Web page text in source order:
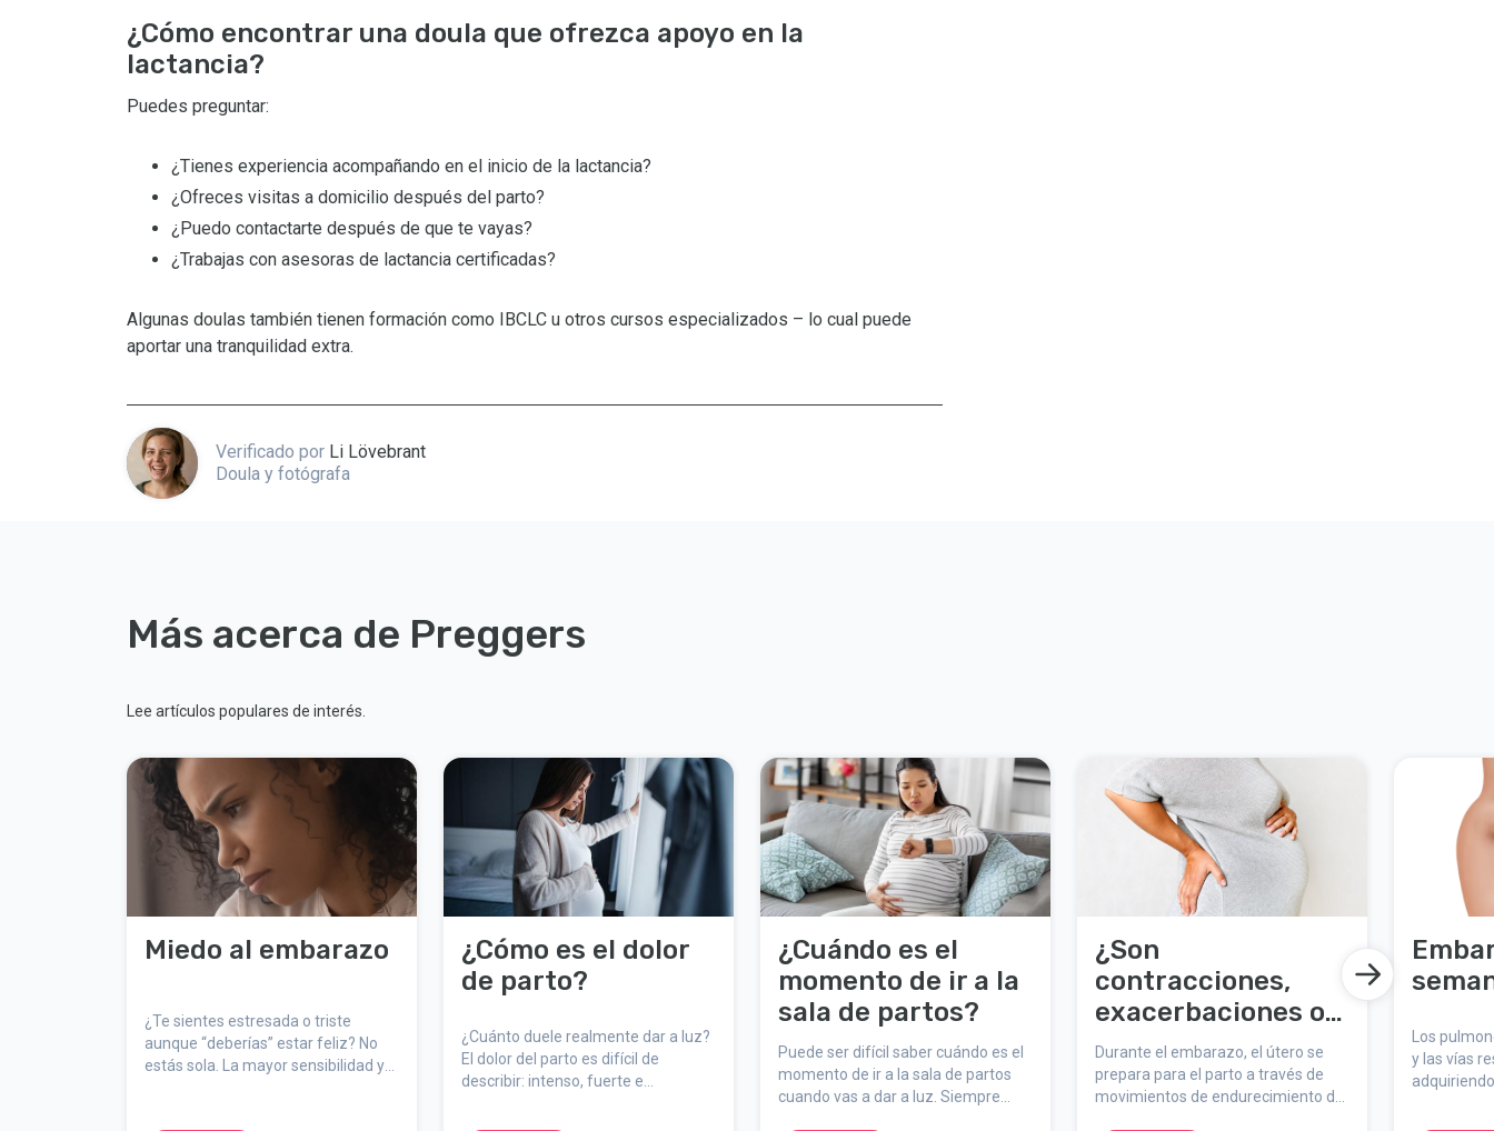
¿Cómo encontrar una doula que ofrezca apoyo en la
lactancia?
Puedes preguntar:
¿Tienes experiencia acompañando en el inicio de la lactancia?
¿Ofreces visitas a domicilio después del parto?
¿Puedo contactarte después de que te vayas?
¿Trabajas con asesoras de lactancia certificadas?
Algunas doulas también tienen formación como IBCLC u otros cursos especializados – lo cual puede
aportar una tranquilidad extra.
Verificado por Li Lövebrant
Doula y fotógrafa
Más acerca de Preggers
Lee artículos populares de interés.
Miedo al embarazo
¿Te sientes estresada o triste
aunque “deberías” estar feliz? No
estás sola. La mayor sensibilidad y
¿Cómo es el dolor
de parto?
¿Cuánto duele realmente dar a luz?
El dolor del parto es difícil de
describir: intenso, fuerte e
significativo y temporal. Aquí
¿Cuándo es el
momento de ir a la
sala de partos?
Puede ser difícil saber cuándo es el
momento de ir a la sala de partos
cuando vas a dar a luz. Siempre
¿Son
contracciones,
exacerbaciones o
dolores de parto?
Durante el embarazo, el útero se
prepara para el parto a través de
movimientos de endurecimiento del
Los
y las vías